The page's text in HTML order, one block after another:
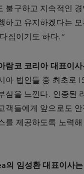
불구하고 지속적인
하고 유지하겠다는
짐이기도 하다.”
람코 코리아 대표이
아 법인들 중 최초로
심을 느낀다. 인증된
객들에게 앞으로도
를 제공하도록 노력
의 임성환 대표이사는